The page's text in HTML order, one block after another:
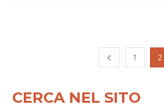
1 2
CERCA NEL SITO